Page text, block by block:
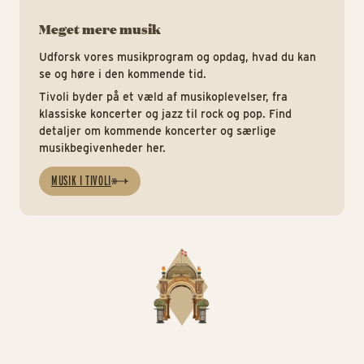
Meget mere musik
Udforsk vores musikprogram og opdag, hvad du kan
se og høre i den kommende tid.
Tivoli byder på et væld af musikoplevelser, fra
klassiske koncerter og jazz til rock og pop. Find
detaljer om kommende koncerter og særlige
musikbegivenheder her.
MUSIK I TIVOLI